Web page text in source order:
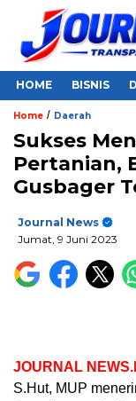
HOME BISNIS
Home / Daerah
Sukses
Pertanian,
Gusbager
Journal News
Jumat, 9 Juni 2023
JOURNAL
S.Hut, MUP